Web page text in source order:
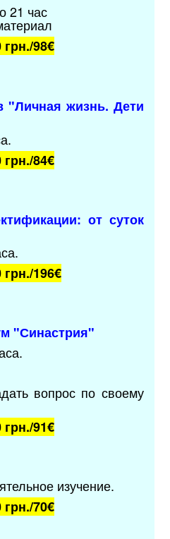
21 час
грн./98€
"Личная жизнь. Дети
грн./84€
от суток
грн./196€
"Синастрия"
вопрос по своему
грн./91€
изучение.
грн./70€